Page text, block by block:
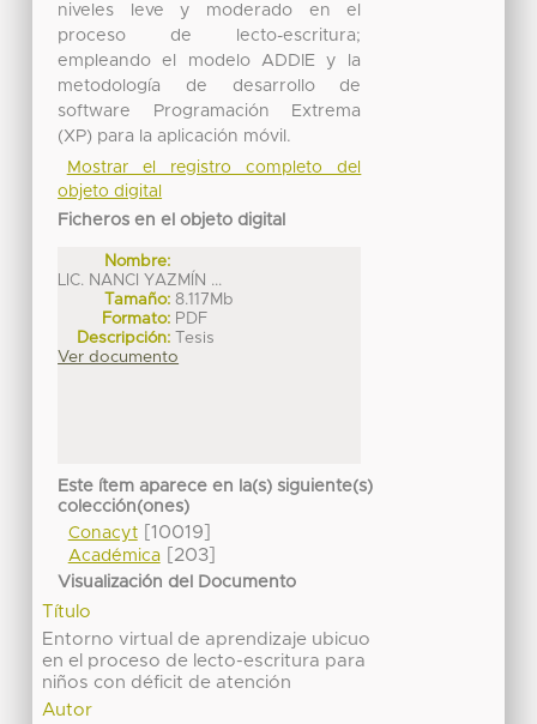
niveles leve y moderado en el
proceso de lecto-escritura;
empleando el modelo ADDIE y la
metodología de desarrollo de
software Programación Extrema
(XP) para la aplicación móvil.
Mostrar el registro completo del
objeto digital
Ficheros en el objeto digital
Nombre:
LIC. NANCI YAZMÍN ...
Tamaño: 8.117Mb
Formato: PDF
Descripción: Tesis
Ver documento
Este ítem aparece en la(s) siguiente(s)
colección(ones)
Conacyt[10019]
Académica[203]
Visualización del Documento
Título
Entorno virtual de aprendizaje ubicuo
en el proceso de lecto-escritura para
niños con déficit de atención
Autor